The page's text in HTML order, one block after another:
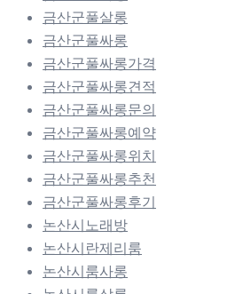
금산군풀살롱
금산군풀싸롱
금산군풀싸롱가격
금산군풀싸롱견적
금산군풀싸롱문의
금산군풀싸롱예약
금산군풀싸롱위치
금산군풀싸롱추천
금산군풀싸롱후기
논산시노래방
논산시란제리룸
논산시룸사롱